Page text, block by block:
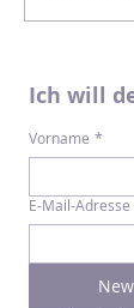
Ich will
Vorname *
E-Mail-Adresse